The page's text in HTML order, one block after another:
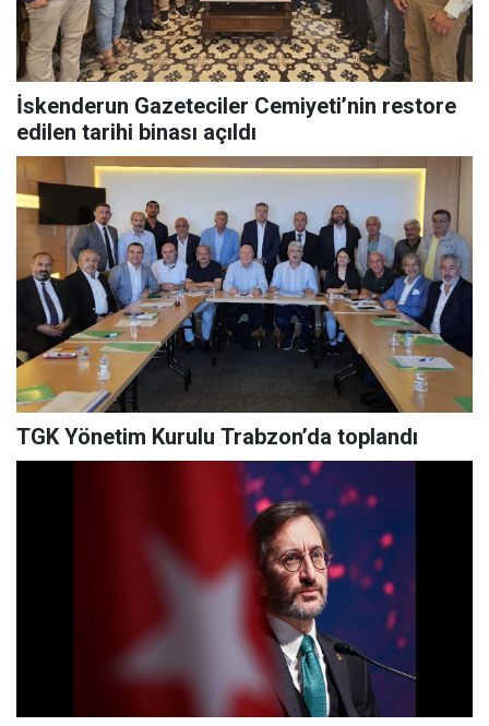
İskenderun Gazeteciler Cemiyeti’nin restore
edilen tarihi binası açıldı
TGK Yönetim Kurulu Trabzon’da toplandı